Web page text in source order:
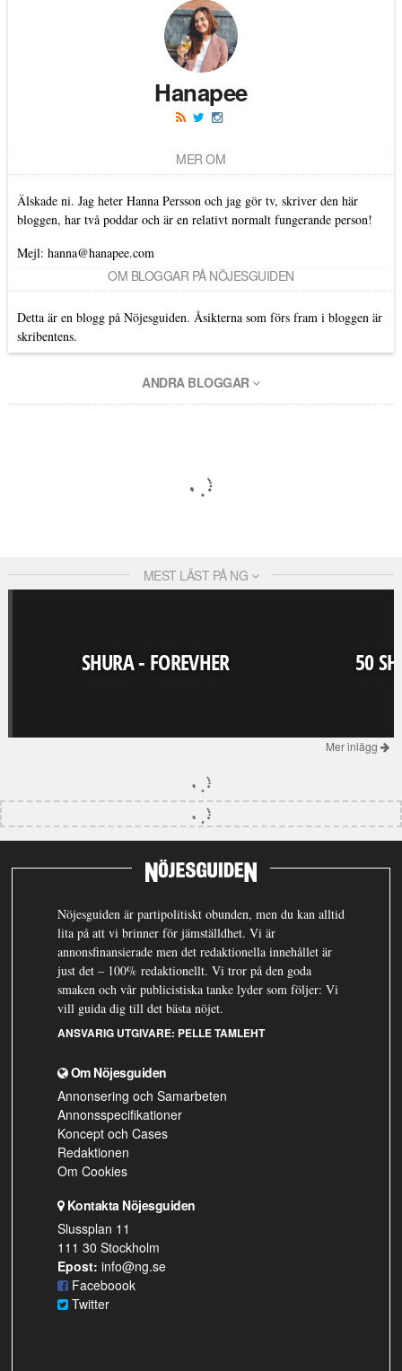
Hanapee
MER OM
Älskade ni. Jag heter Hanna Persson och jag gör tv, skriver den här
bloggen, har två poddar och är en relativt normalt fungerande person!
Mejl: hanna@hanapee.com
OM BLOGGAR PÅ NÖJESGUIDEN
Detta är en blogg på Nöjesguiden. Åsikterna som förs fram i bloggen är
skribentens.
ANDRA BLOGGAR
MEST LÄST PÅ NG
SHURA - FOREVHER 50
Mer inlägg
Nöjesguiden är partipolitiskt obunden, men du kan alltid
lita på att vi brinner för jämställdhet. Vi är
annonsfinansierade men det redaktionella innehållet är
just det – 100% redaktionellt. Vi tror på den goda
smaken och vår publicistiska tanke lyder som följer: Vi
vill guida dig till det bästa nöjet.
ANSVARIG UTGIVARE: PELLE TAMLEHT
Om Nöjesguiden
Annonsering och Samarbeten
Annonsspecifikationer
Koncept och Cases
Redaktionen
Om Cookies
Kontakta Nöjesguiden
Slussplan 11
111 30 Stockholm
Epost: info@ng.se
Faceboook
Twitter